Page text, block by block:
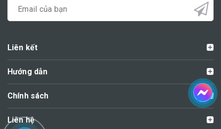
Liên kết
Hướng dẫn
Chính sách
Liên hệ